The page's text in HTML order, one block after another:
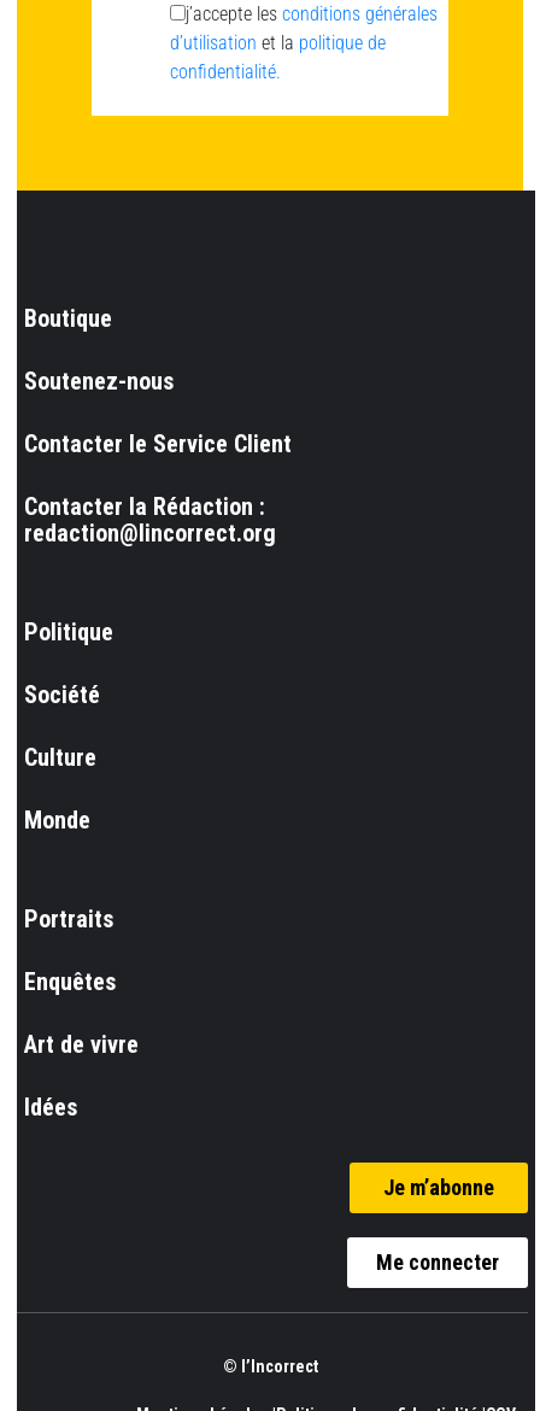
j’accepte les conditions générales
d’utilisation et la politique de
confidentialité.
Boutique
Soutenez-nous
Contacter le Service Client
Contacter la Rédaction :
redaction@lincorrect.org
Politique
Société
Culture
Monde
Portraits
Enquêtes
Art de vivre
Idées
Je m’abonne
Me connecter
© l’Incorrect